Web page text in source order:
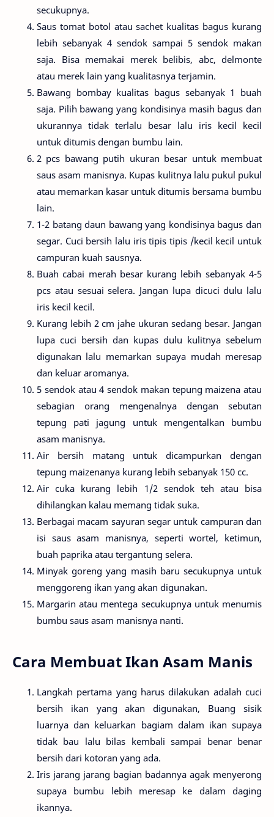
secukupnya.
Saus tomat botol atau sachet kualitas bagus kurang
lebih sebanyak 4 sendok sampai 5 sendok makan
saja. Bisa memakai merek belibis, abc, delmonte
atau merek lain yang kualitasnya terjamin.
Bawang bombay kualitas bagus sebanyak 1 buah
saja. Pilih bawang yang kondisinya masih bagus dan
ukurannya tidak terlalu besar lalu iris kecil kecil
untuk ditumis dengan bumbu lain.
2 pcs bawang putih ukuran besar untuk membuat
saus asam manisnya. Kupas kulitnya lalu pukul pukul
atau memarkan kasar untuk ditumis bersama bumbu
lain.
1-2 batang daun bawang yang kondisinya bagus dan
segar. Cuci bersih lalu iris tipis tipis /kecil kecil untuk
campuran kuah sausnya.
Buah cabai merah besar kurang lebih sebanyak 4-5
pcs atau sesuai selera. Jangan lupa dicuci dulu lalu
iris kecil kecil.
Kurang lebih 2 cm jahe ukuran sedang besar. Jangan
lupa cuci bersih dan kupas dulu kulitnya sebelum
digunakan lalu memarkan supaya mudah meresap
dan keluar aromanya.
5 sendok atau 4 sendok makan tepung maizena atau
sebagian orang mengenalnya dengan sebutan
tepung pati jagung untuk mengentalkan bumbu
asam manisnya.
Air bersih matang untuk dicampurkan dengan
tepung maizenanya kurang lebih sebanyak 150 cc.
Air cuka kurang lebih 1/2 sendok teh atau bisa
dihilangkan kalau memang tidak suka.
Berbagai macam sayuran segar untuk campuran dan
isi saus asam manisnya, seperti wortel, ketimun,
buah paprika atau tergantung selera.
Minyak goreng yang masih baru secukupnya untuk
menggoreng ikan yang akan digunakan.
Margarin atau mentega secukupnya untuk menumis
bumbu saus asam manisnya nanti.
Cara Membuat Ikan Asam Manis
Langkah pertama yang harus dilakukan adalah cuci
bersih ikan yang akan digunakan, Buang sisik
luarnya dan keluarkan bagiam dalam ikan supaya
tidak bau lalu bilas kembali sampai benar benar
bersih dari kotoran yang ada.
Iris jarang jarang bagian badannya agak menyerong
supaya bumbu lebih meresap ke dalam daging
ikannya.